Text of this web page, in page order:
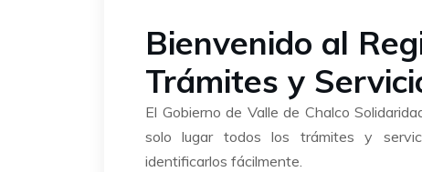
Bienvenido al
Trámites y
El Gobierno de Valle de Chalco
solo lugar todos los trámites y
identificarlos fácilmente.